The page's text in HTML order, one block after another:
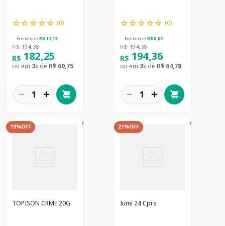
☆☆☆☆☆ (0)
Economize R$ 12,13
R$ 194,38
R$ 182,25
ou em 3x de R$ 60,75
＋
－
☆☆☆☆☆ (0)
Economize R$ 0,02
R$ 194,38
R$ 194,36
ou em 3x de R$ 64,78
＋
－
19%OFF
TOPISON CRME 20G
21%OFF
Iumi 24 Cprs